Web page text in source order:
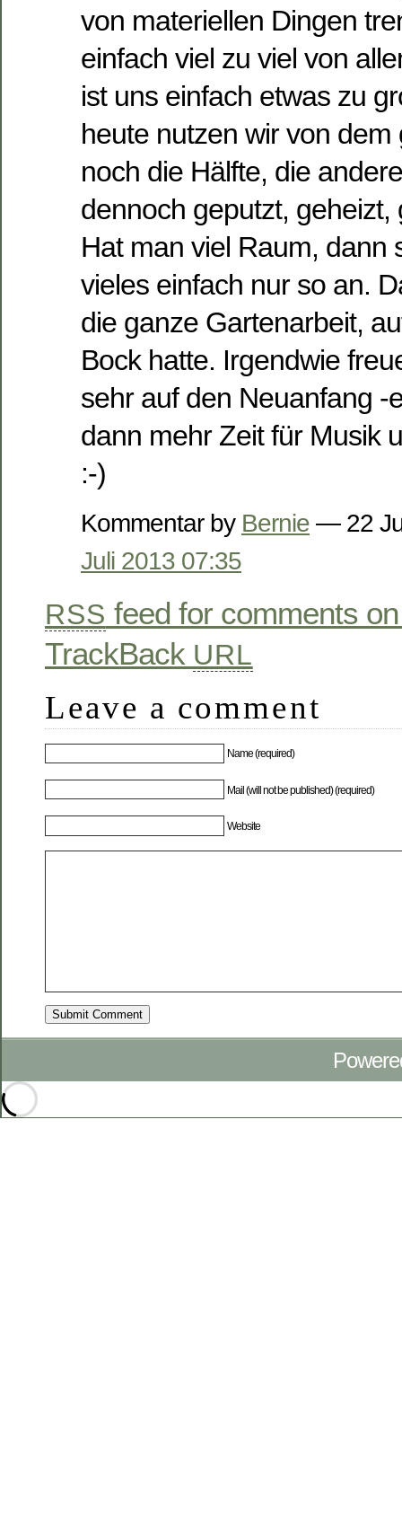
von materiellen Dingen
einfach viel zu viel von
ist uns einfach etwas zu
heute nutzen wir von
noch die Hälfte, die
dennoch geputzt, geheizt,
Hat man viel Raum, dann
vieles einfach nur so an.
die ganze Gartenarbeit,
Bock hatte. Irgendwie
sehr auf den Neuanfang -
dann mehr Zeit für Musik
:-)
Kommentar by Bernie — 22
Juli 2013 07:35
RSS feed for comments
TrackBack URL
Leave a comment
Name (required)
Mail (will not be published) (required)
Website